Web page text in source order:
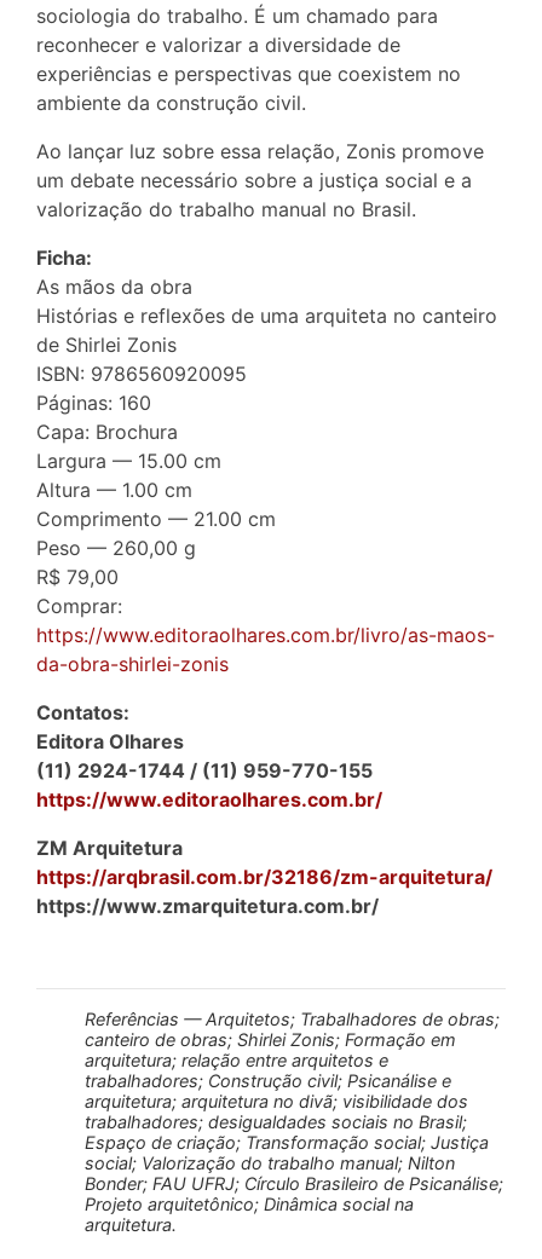
sociologia do trabalho. É um chamado para
reconhecer e valorizar a diversidade de
experiências e perspectivas que coexistem no
ambiente da construção civil.
Ao lançar luz sobre essa relação, Zonis promove
um debate necessário sobre a justiça social e a
valorização do trabalho manual no Brasil.
Ficha:
As mãos da obra
Histórias e reflexões de uma arquiteta no canteiro
de Shirlei Zonis
ISBN: 9786560920095
Páginas: 160
Capa: Brochura
Largura — 15.00 cm
Altura — 1.00 cm
Comprimento — 21.00 cm
Peso — 260,00 g
R$ 79,00
Comprar:
https://www.editoraolhares.com.br/livro/as-maos-
da-obra-shirlei-zonis
Contatos:
Editora Olhares
(11) 2924-1744 / (11) 959-770-155
https://www.editoraolhares.com.br/
ZM Arquitetura
https://arqbrasil.com.br/32186/zm-arquitetura/
https://www.zmarquitetura.com.br/
Referências — Arquitetos; Trabalhadores de obras;
canteiro de obras; Shirlei Zonis; Formação em
arquitetura; relação entre arquitetos e
trabalhadores; Construção civil; Psicanálise e
arquitetura; arquitetura no divã; visibilidade dos
trabalhadores; desigualdades sociais no Brasil;
Espaço de criação; Transformação social; Justiça
social; Valorização do trabalho manual; Nilton
Bonder; FAU UFRJ; Círculo Brasileiro de Psicanálise;
Projeto arquitetônico; Dinâmica social na
arquitetura.